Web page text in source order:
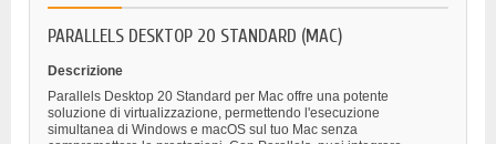
PARALLELS DESKTOP 20 STANDARD (MAC)
Descrizione
Parallels Desktop 20 Standard per Mac offre una potente
soluzione di virtualizzazione, permettendo l'esecuzione
simultanea di Windows e macOS sul tuo Mac senza